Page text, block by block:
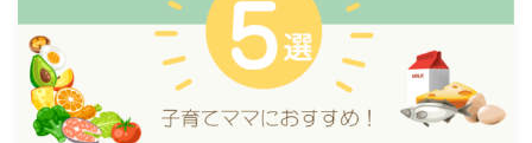
幼児との暮らし
小学生との暮らし